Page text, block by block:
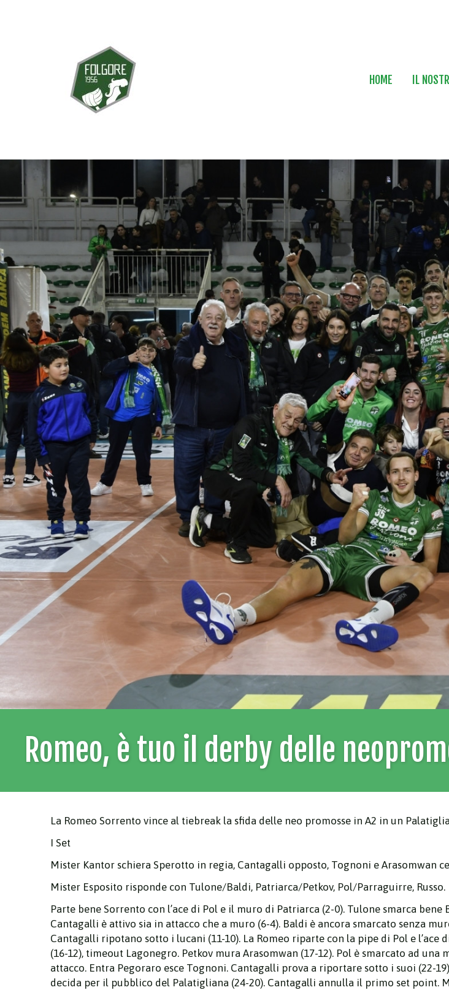
HOME IL
Romeo, è tuo il derby delle
La Romeo Sorrento vince al tiebreak la sfida delle neo promosse in A2 in un
I Set
Mister Kantor schiera Sperotto in regia, Cantagalli opposto, Tognoni e Arasomwan
Mister Esposito risponde con Tulone/Baldi, Patriarca/Petkov, Pol/Parraguirre, Russo.
Parte bene Sorrento con l’ace di Pol e il muro di Patriarca (2-0). Tulone smarca
Cantagalli è attivo sia in attacco che a muro (6-4). Baldi è ancora smarcato senza
Cantagalli ripotano sotto i lucani (11-10). La Romeo riparte con la pipe di Pol e
(16-12), timeout Lagonegro. Petkov mura Arasomwan (17-12). Pol è smarcato ad
attacco. Entra Pegoraro esce Tognoni. Cantagalli prova a riportare sotto i suoi (22-
decida per il pubblico del Palatigliana (24-20). Cantagalli annulla il primo set point.